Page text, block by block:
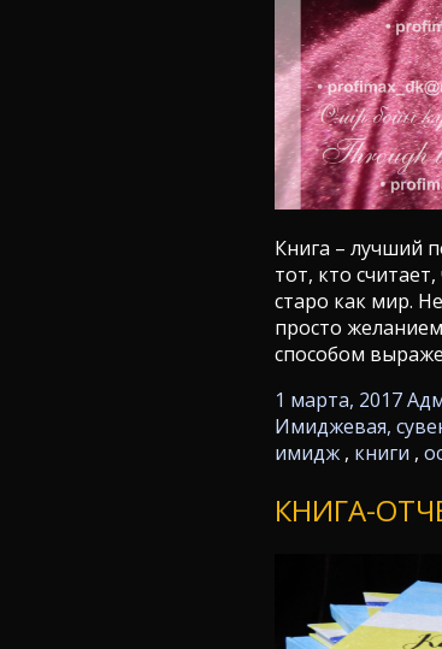
Книга – лучший
тот, кто
старо как мир.
просто
способом
1 марта, 2017
Имиджевая,
имидж, книги ,
КНИГА-